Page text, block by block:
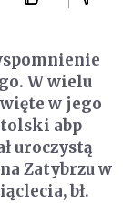
W wielu
w jego
abp
uroczystą
Zatybrzu w
bł.